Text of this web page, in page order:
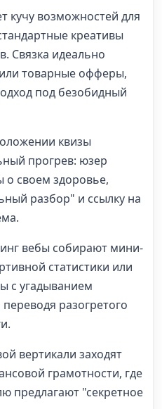
кучу возможностей для
креативы
Связка идеально
товарные офферы,
под безобидный
квизы
прогрев: юзер
о своем здоровье,
разбор" и ссылку на
вебы собирают мини-
статистики или
с угадыванием
разогретого
вертикали заходят
грамотности, где
предлагают "секретное